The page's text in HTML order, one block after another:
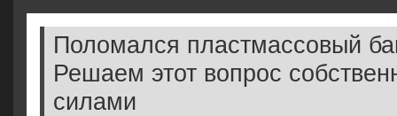
Поломался пластмассовый
Решаем этот вопрос
силами